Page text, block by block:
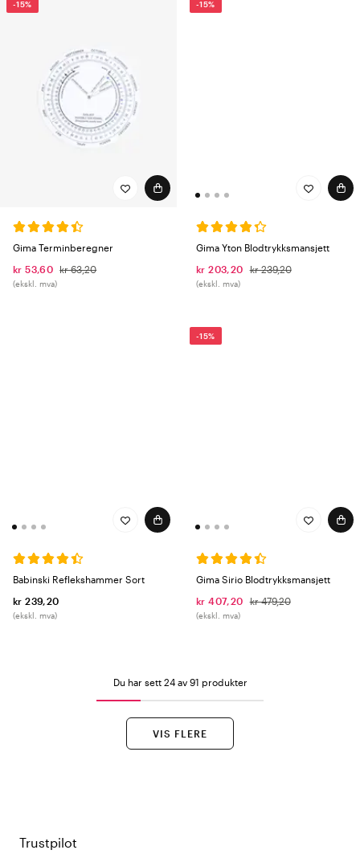
-15%
Gima Terminberegner
kr 53,60 kr 63,20
(ekskl. mva)
-15%
Gima Yton Blodtrykksmansjett
kr 203,20
kr 239,20
(ekskl. mva)
Babinski Reflekshammer Sort
kr 239,20
(ekskl. mva)
-15%
Gima Sirio Blodtrykksmansjett
kr 407,20
kr 479,20
(ekskl. mva)
Du har sett 24 av 91 produkter
VIS FLERE
Trustpilot